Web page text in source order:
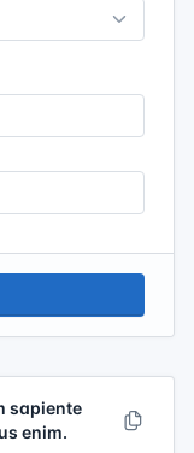
sapiente
enim.